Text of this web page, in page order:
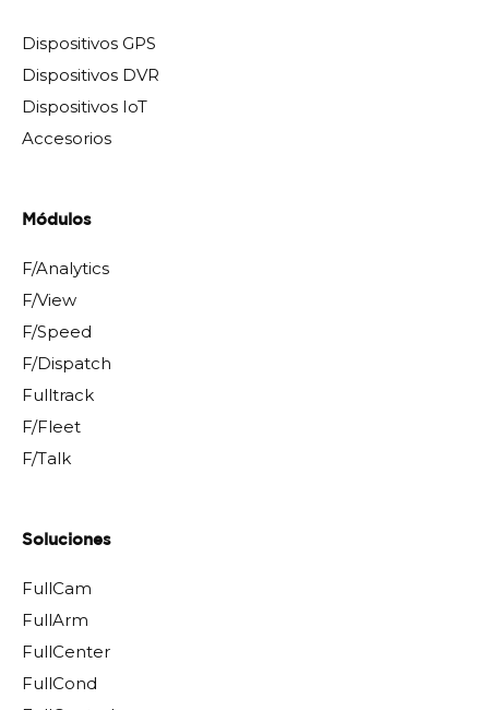
Dispositivos GPS
Dispositivos DVR
Dispositivos IoT
Accesorios
Módulos
F/Analytics
F/View
F/Speed
F/Dispatch
Fulltrack
F/Fleet
F/Talk
Soluciones
FullCam
FullArm
FullCenter
FullCond